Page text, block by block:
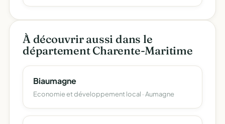
À découvrir aussi dans le
département Charente-Maritime
Biaumagne
Economie et développement local · Aumagne